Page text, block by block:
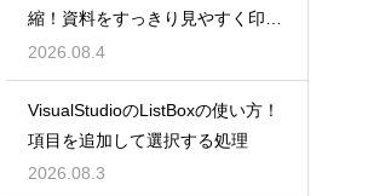
縮！資料をすっきり見やすく印刷
する設定
2026.08.4
VisualStudioのListBoxの使い方！
項目を追加して選択する処理
2026.08.3